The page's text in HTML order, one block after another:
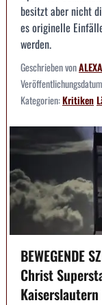
besitzt aber nicht
es originelle
werden.
Geschrieben von
Kategorien:Kritiken
BEWEGENDE
Christ
Kaiserslautern